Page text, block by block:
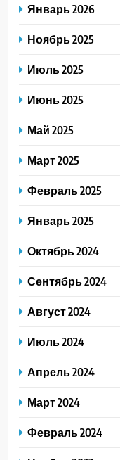
Январь 2026
Ноябрь 2025
Июль 2025
Июнь 2025
Май 2025
Март 2025
Февраль 2025
Январь 2025
Октябрь 2024
Сентябрь 2024
Август 2024
Июль 2024
Апрель 2024
Март 2024
Февраль 2024